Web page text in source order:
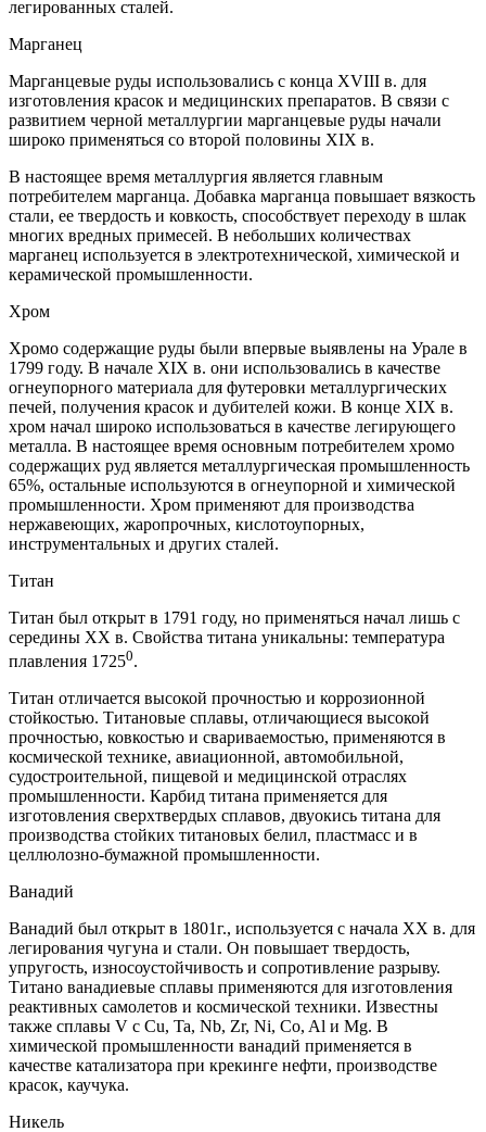
легированных сталей.
Марганец
Марганцевые руды использовались с конца XVIII в. для
изготовления красок и медицинских препаратов. В связи с
развитием черной металлургии марганцевые руды начали
широко применяться со второй половины XIX в.
В настоящее время металлургия является главным
потребителем марганца. Добавка марганца повышает вязкость
стали, ее твердость и ковкость, способствует переходу в шлак
многих вредных примесей. В небольших количествах
марганец используется в электротехнической, химической и
керамической промышленности.
Хром
Хромо содержащие руды были впервые выявлены на Урале в
1799 году. В начале XIX в. они использовались в качестве
огнеупорного материала для футеровки металлургических
печей, получения красок и дубителей кожи. В конце XIX в.
хром начал широко использоваться в качестве легирующего
металла. В настоящее время основным потребителем хромо
содержащих руд является металлургическая промышленность
65%, остальные используются в огнеупорной и химической
промышленности. Хром применяют для производства
нержавеющих, жаропрочных, кислотоупорных,
инструментальных и других сталей.
Титан
Титан был открыт в 1791 году, но применяться начал лишь с
середины XX в. Свойства титана уникальны: температура
плавления 17250.
Титан отличается высокой прочностью и коррозионной
стойкостью. Титановые сплавы, отличающиеся высокой
прочностью, ковкостью и свариваемостью, применяются в
космической технике, авиационной, автомобильной,
судостроительной, пищевой и медицинской отраслях
промышленности. Карбид титана применяется для
изготовления сверхтвердых сплавов, двуокись титана для
производства стойких титановых белил, пластмасс и в
целлюлозно-бумажной промышленности.
Ванадий
Ванадий был открыт в 1801г., используется с начала XX в. для
легирования чугуна и стали. Он повышает твердость,
упругость, износоустойчивость и сопротивление разрыву.
Титано ванадиевые сплавы применяются для изготовления
реактивных самолетов и космической техники. Известны
также сплавы V с Cu, Ta, Nb, Zr, Ni, Co, Al и Mg. В
химической промышленности ванадий применяется в
качестве катализатора при крекинге нефти, производстве
красок, каучука.
Никель